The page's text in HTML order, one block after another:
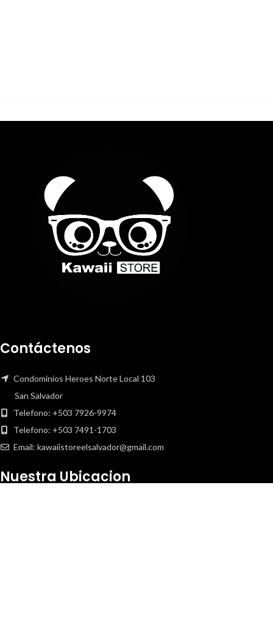
Contáctenos
Condominios Heroes Norte Local 103
San Salvador
Telefono: +503 7926-9974
Telefono: +503 7491-1703
Email: kawaiistoreelsalvador@gmail.com
Nuestra Ubicacion